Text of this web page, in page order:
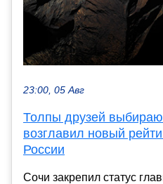
23:00, 05 Авг
Толпы друзей
возглавил новый
России
Сочи закрепил статус